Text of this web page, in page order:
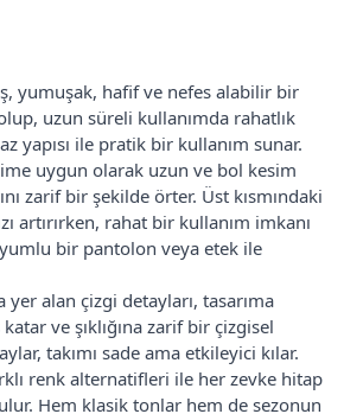
yumuşak, hafif ve nefes alabilir bir
uzun süreli kullanımda rahatlık
yapısı ile pratik bir kullanım sunar.
uygun olarak uzun ve bol kesim
zarif bir şekilde örter. Üst kısmındaki
artırırken, rahat bir kullanım imkanı
bir pantolon veya etek ile
yer alan çizgi detayları, tasarıma
ve şıklığına zarif bir çizgisel
takımı sade ama etkileyici kılar.
renk alternatifleri ile her zevke hitap
Hem klasik tonlar hem de sezonun